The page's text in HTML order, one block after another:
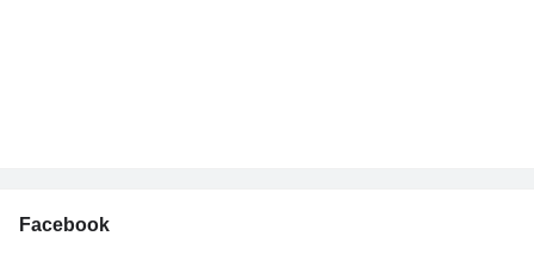
Facebook